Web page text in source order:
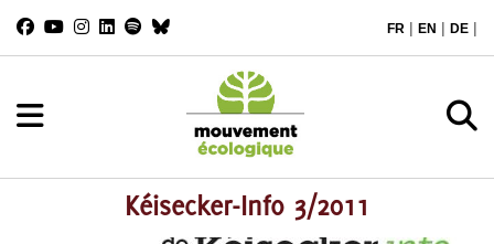
FR | EN | DE |
Kéisecker-Info 3/2011